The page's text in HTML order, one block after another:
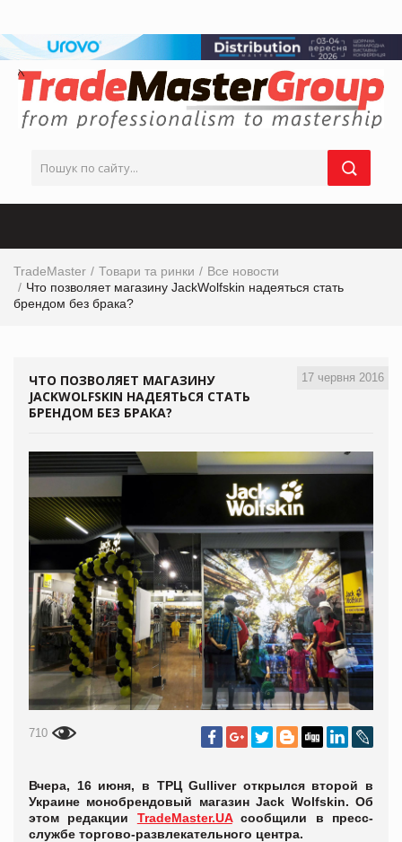
TradeMaster Товари та ринки
Все новости
Что позволяет магазину JackWolfskin надеяться стать
брендом без брака?
17 червня 2016
ЧТО ПОЗВОЛЯЕТ МАГАЗИНУ
JACKWOLFSKIN НАДЕЯТЬСЯ СТАТЬ
БРЕНДОМ БЕЗ БРАКА?
710
Вчера, 16 июня, в ТРЦ Gulliver открылся второй в
Украине монобрендовый магазин Jack Wolfskin. Об
этом редакции TradeMaster.UAсообщили в пресс-
службе торгово-развлекательного центра.